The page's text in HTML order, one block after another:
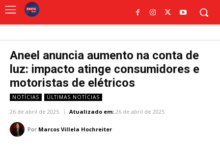
Aneel anuncia aumento na conta de
luz: impacto atinge consumidores e
motoristas de elétricos
NOTÍCIAS ÚLTIMAS NOTÍCIAS
26 de abril de 2025 Atualizado em: 26 de abril de 2025
Por Marcos Villela Hochreiter